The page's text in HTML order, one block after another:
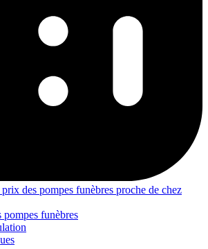
des pompes funèbres proche de chez
funèbres